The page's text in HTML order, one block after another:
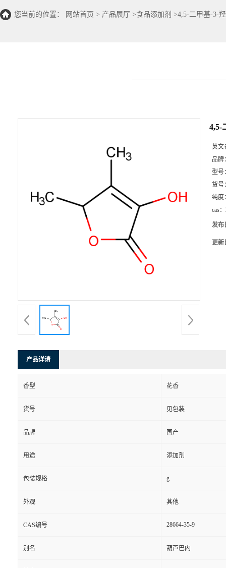
您当前的位置： 网站首页 > 产品展厅 >食品添加剂 >4,5-二甲基-3-
4,5-
英文
品牌
型号
货号
纯度
cas：
发布
更新
产品详请
香型 花香
货号 见包装
品牌 国产
用途 添加剂
包装规格 g
外观 其他
CAS编号 28664-35-9
别名 葫芦巴内